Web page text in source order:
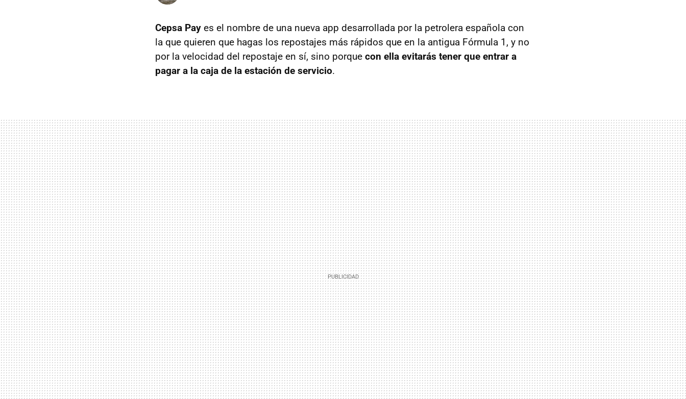
Cepsa Pay es el nombre de una nueva app desarrollada por la petrolera española con
la que quieren que hagas los repostajes más rápidos que en la antigua Fórmula 1, y no
por la velocidad del repostaje en sí, sino porque con ella evitarás tener que entrar a
pagar a la caja de la estación de servicio.